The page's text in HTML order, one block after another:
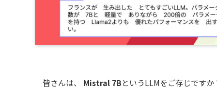
皆さんは、 Mistral 7BというLLMをご存じですか